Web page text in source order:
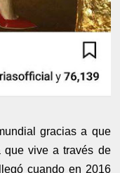
gracias a que
que vive a través de
cuando en 2016